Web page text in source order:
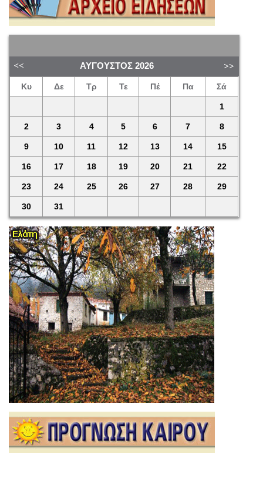
ΑΎΓΟΥΣΤΟΣ 2026
Κυ Δε Τρ Τε Πέ Πα Σά
1
2 3 4 5 6 7 8
9 10 11 12 13 14 15
16 17 18 19 20 21 22
23 24 25 26 27 28 29
30 31